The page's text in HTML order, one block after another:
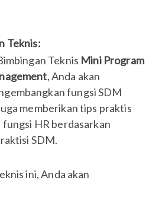
Teknis:
Teknis Mini Program
, Anda akan
fungsi SDM
memberikan tips praktis
fungsi HR berdasarkan
SDM.
ini, Anda akan